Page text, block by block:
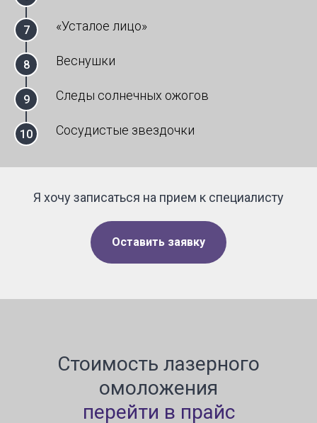
«Усталое лицо»
Веснушки
Следы солнечных ожогов
Сосудистые звездочки
Я хочу записаться на прием к специалисту
Оставить заявку
Стоимость лазерного
омоложения
перейти в прайс